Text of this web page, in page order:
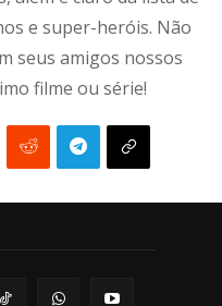
e super-heróis. Não
seus amigos nossos
filme ou série!